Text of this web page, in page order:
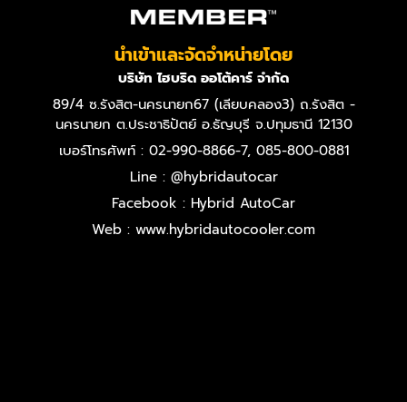
นำเข้าและจัดจำหน่ายโดย
บริษัท ไฮบริด ออโต้คาร์ จำกัด
89/4 ซ.รังสิต-นครนายก67 (เลียบคลอง3) ถ.รังสิต -
นครนายก ต.ประชาธิปัตย์ อ.ธัญบุรี จ.ปทุมธานี 12130
เบอร์โทรศัพท์ : 02-990-8866-7, 085-800-0881
Line : @hybridautocar
Facebook : Hybrid AutoCar
Web : www.hybridautocooler.com